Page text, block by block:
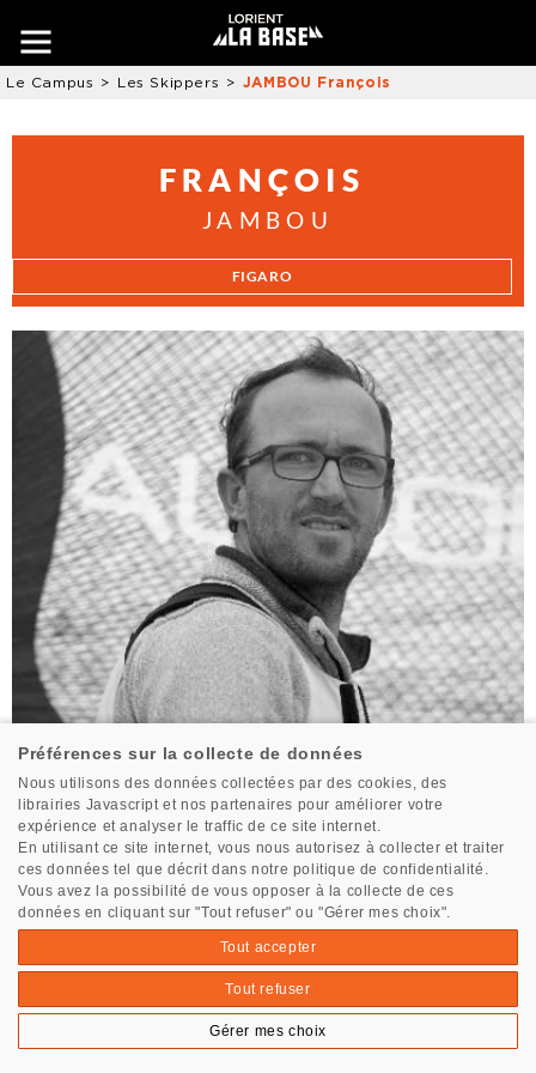
Le Campus Les Skippers JAMBOU François
FRANÇOIS
JAMBOU
FIGARO
Site internet
https://www.facebook.com/profile.php?
id=100057450249244
https://www.instagram.com/francoisjambou/
YouTube
https://www.linkedin.com/in/fran%C3%A7ois-jambou-
9b09aa91/
Préférences sur la collecte de données
Nous utilisons des données collectées par des cookies, des
librairies Javascript et nos partenaires pour améliorer votre
expérience et analyser le traffic de ce site internet.
En utilisant ce site internet, vous nous autorisez à collecter et traiter
ces données tel que décrit dans notre politique de confidentialité.
Vous avez la possibilité de vous opposer à la collecte de ces
données en cliquant sur "Tout refuser" ou "Gérer mes choix".
Tout accepter
Tout refuser
Gérer mes choix